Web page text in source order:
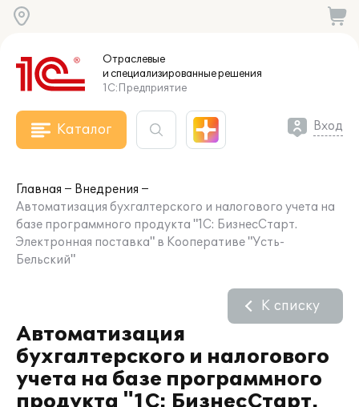
Отраслевые
и специализированныерешения
1С:Предприятие
Каталог Вход
Главная
Внедрения
Автоматизация бухгалтерского и налогового учета на
базе программного продукта "1С: БизнесСтарт.
Электронная поставка" в Кооперативе "Усть-
Бельский"
Автоматизация
бухгалтерского и налогового
учета на базе программного
продукта "1С: БизнесСтарт.
К списку